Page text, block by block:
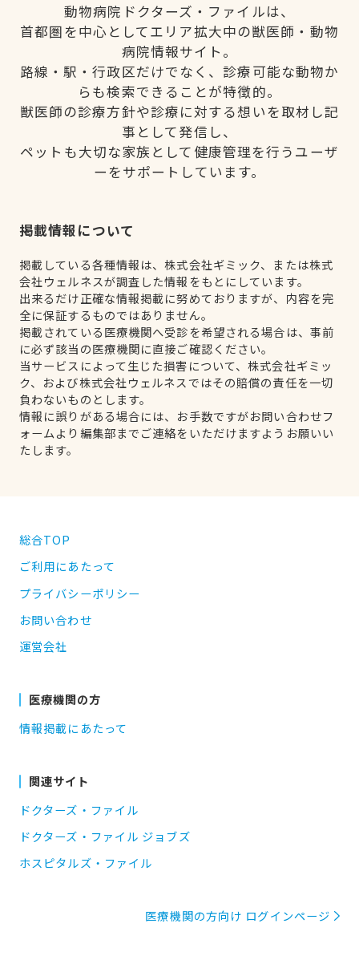
動物病院ドクターズ・ファイルは、
首都圏を中心としてエリア拡大中の獣医師・動物
病院情報サイト。
路線・駅・行政区だけでなく、診療可能な動物か
らも検索できることが特徴的。
獣医師の診療方針や診療に対する想いを取材し記
事として発信し、
ペットも大切な家族として健康管理を行うユーザ
ーをサポートしています。
掲載情報について
掲載している各種情報は、株式会社ギミック、または株式
会社ウェルネスが調査した情報をもとにしています。
出来るだけ正確な情報掲載に努めておりますが、内容を完
全に保証するものではありません。
掲載されている医療機関へ受診を希望される場合は、事前
に必ず該当の医療機関に直接ご確認ください。
当サービスによって生じた損害について、株式会社ギミッ
ク、および株式会社ウェルネスではその賠償の責任を一切
負わないものとします。
情報に誤りがある場合には、お手数ですがお問い合わせフ
ォームより編集部までご連絡をいただけますようお願いい
たします。
総合TOP
ご利用にあたって
プライバシーポリシー
お問い合わせ
運営会社
医療機関の方
情報掲載にあたって
関連サイト
ドクターズ・ファイル
ドクターズ・ファイル ジョブズ
ホスピタルズ・ファイル
医療機関の方向け ログインページ